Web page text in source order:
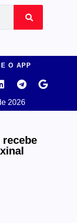
O APP
2026
recebe